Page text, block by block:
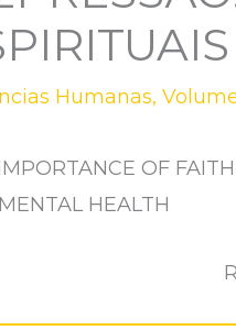
Humanas,
OF
HEALTH